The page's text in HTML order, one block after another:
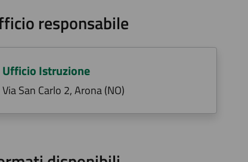
responsabile
Ufficio Istruzione
Via San Carlo 2, Arona (NO)